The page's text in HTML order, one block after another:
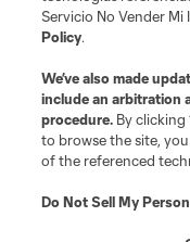
and logos of MLS teams
MLS or are used with the
is forbidden.
Servicio No Vender
Policy.
We’ve also made
include an arbitration
procedure. By clicking
to browse the site,
of the referenced
Do Not Sell My